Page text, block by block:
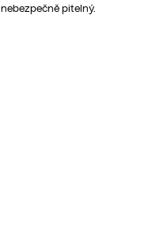
nebezpečně pitelný.